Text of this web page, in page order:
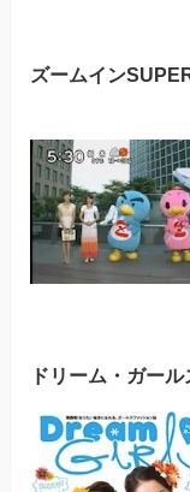
ズームイン
ドリーム・ガール